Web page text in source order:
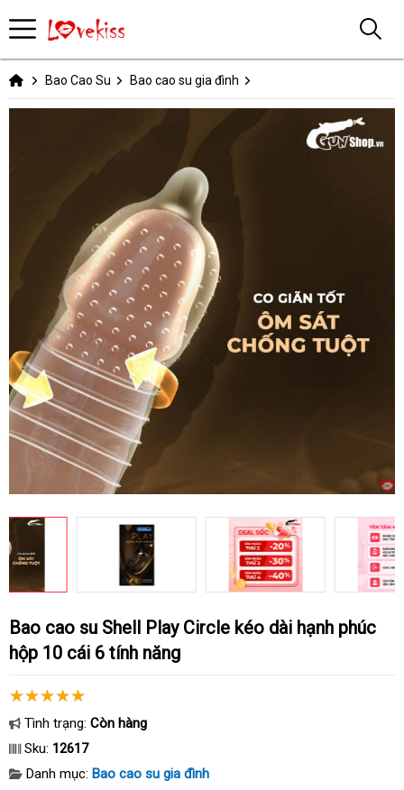
Bao Cao Su Bao cao su gia đình
Bao cao su Shell Play Circle kéo dài hạnh phúc
hộp 10 cái 6 tính năng
Tình trạng: Còn hàng
Sku: 12617
Danh mục: Bao cao su gia đình